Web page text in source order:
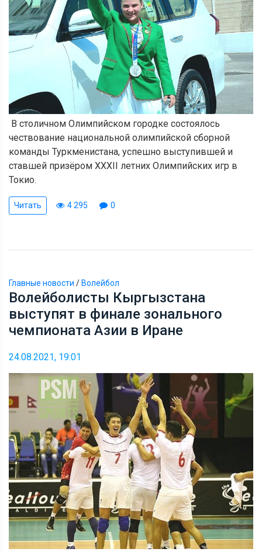
В столичном Олимпийском городке состоялось
чествование национальной олимпийской сборной
команды Туркменистана, успешно выступившей и
ставшей призёром ХХХII летних Олимпийских игр в
Токио.
Читать 4 295 0
Главные новости /Волейбол
Волейболисты Кыргызстана
выступят в финале зонального
чемпионата Азии в Иране
24.08.2021, 19:01